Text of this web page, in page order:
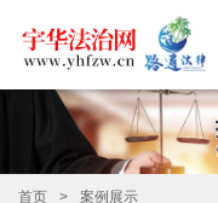
首页 案例展示